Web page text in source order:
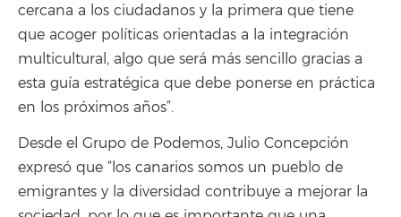
cercana a los ciudadanos y la primera que tiene
que acoger políticas orientadas a la integración
multicultural, algo que será más sencillo gracias a
esta guía estratégica que debe ponerse en práctica
en los próximos años”.
Desde el Grupo de Podemos, Julio Concepción
expresó que “los canarios somos un pueblo de
emigrantes y la diversidad contribuye a mejorar la